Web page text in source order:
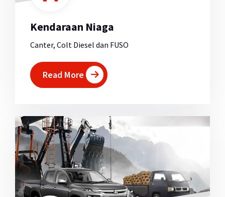
Kendaraan Niaga
Canter, Colt Diesel dan FUSO
Read More